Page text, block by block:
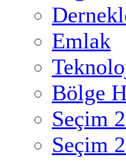
Emlak
Bölge
Seçim
Seçim